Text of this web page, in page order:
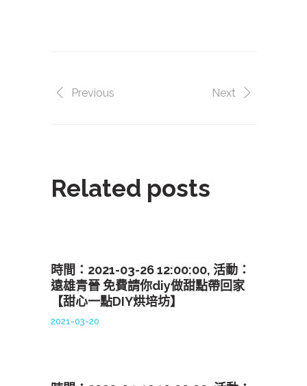
Previous Next
Related posts
時間：2021-03-26 12:00:00, 活動：
遠雄青晉 免費請你diy做甜點帶回家
【甜心一點DIY烘培坊】
2021-03-20